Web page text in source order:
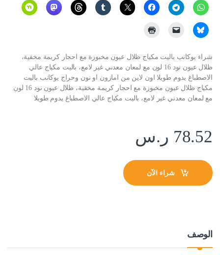
شراء يوكانب باليت مكياج ظلال عيون مخبوزة مع احجار كريمة مخفية،
ظلال عيون نود 16 لون مع لمعان معدني غير لامع، باليت مكياج عالي
الاصطباغ يدوم طويلا اون لاين من امازون او نون وحراج يوكانب باليت
مكياج ظلال عيون مخبوزة مع احجار كريمة مخفية، ظلال عيون نود 16 لون
مع لمعان معدني غير لامع، باليت مكياج عالي الاصطباغ يدوم طويلا
78.52 ر.س
شراء الآن
الوصف